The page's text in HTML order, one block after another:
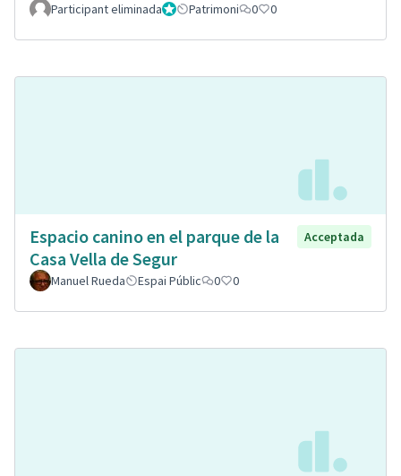
Participant eliminadaAdministrador
Patrimoni 0 0
Espacio canino en el parque de la
Casa Vella de Segur
Acceptada
Manuel Rueda Espai Públic 0 0